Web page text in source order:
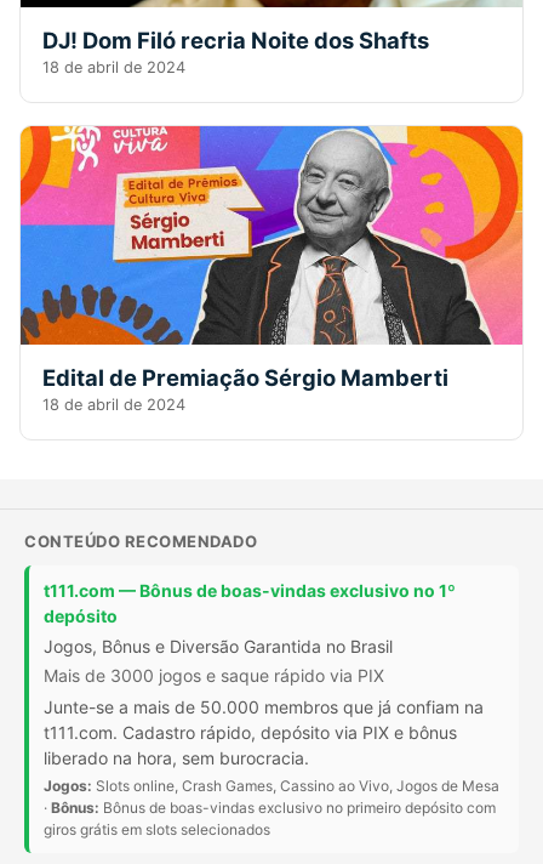
DJ! Dom Filó recria Noite dos Shafts
18 de abril de 2024
Edital de Premiação Sérgio Mamberti
18 de abril de 2024
CONTEÚDO RECOMENDADO
t111.com — Bônus de boas-vindas exclusivo no 1º
depósito
Jogos, Bônus e Diversão Garantida no Brasil
Mais de 3000 jogos e saque rápido via PIX
Junte-se a mais de 50.000 membros que já confiam na
t111.com. Cadastro rápido, depósito via PIX e bônus
liberado na hora, sem burocracia.
Jogos: Slots online, Crash Games, Cassino ao Vivo, Jogos de Mesa
· Bônus: Bônus de boas-vindas exclusivo no primeiro depósito com
giros grátis em slots selecionados